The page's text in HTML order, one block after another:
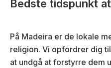
Bedste tidspunkt
På Madeira er de lokale
religion. Vi opfordrer dig
at undgå at forstyrre dem